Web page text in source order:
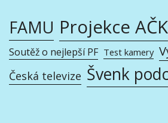
FAMU Projekce AČK
Soutěž o nejlepší PF Test kamery
Česká televize Švenk